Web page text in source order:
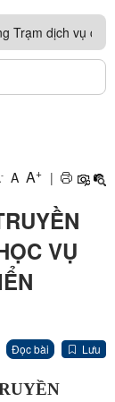
vụ công số,nâng
- A A+ |
VỤ
Đọc bài Lưu